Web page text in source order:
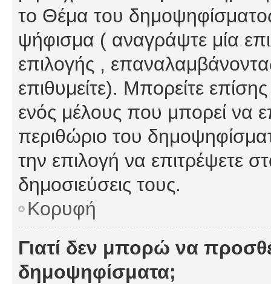
το Θέμα του
ψήφισμα ( αναγράψτε μία
επιλογής ,
επιθυμείτε). Μπορείτε
ενός μέλους που μπορεί να
περιθώριο του
την επιλογή να επιτρέψετε
δημοσιεύσεις τους.
Κορυφή
Γιατί δεν μπορώ να
δημοψηφίσματα;